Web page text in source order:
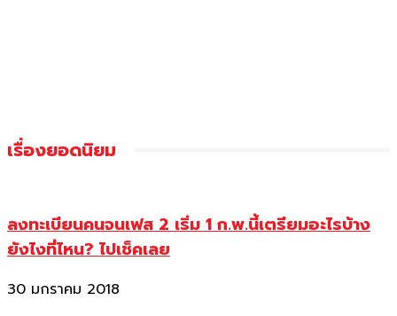
เรื่องยอดนิยม
ลงทะเบียนคนจนเฟส 2 เริ่ม 1 ก.พ.นี้เตรียมอะไรบ้าง
ยังไงที่ไหน? ไปเช็คเลย
30 มกราคม 2018